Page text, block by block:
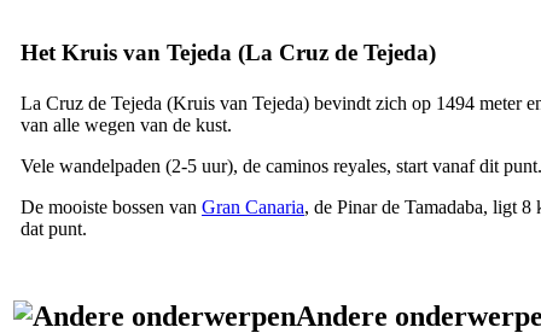
Het Kruis van Tejeda (La Cruz de Tejeda)
La Cruz de Tejeda (Kruis van Tejeda) bevindt zich op 1494 meter
van alle wegen van de kust.
Vele wandelpaden (2-5 uur), de caminos reyales, start vanaf dit punt.
De mooiste bossen van Gran Canaria, de Pinar de Tamadaba, ligt 8
dat punt.
Andere